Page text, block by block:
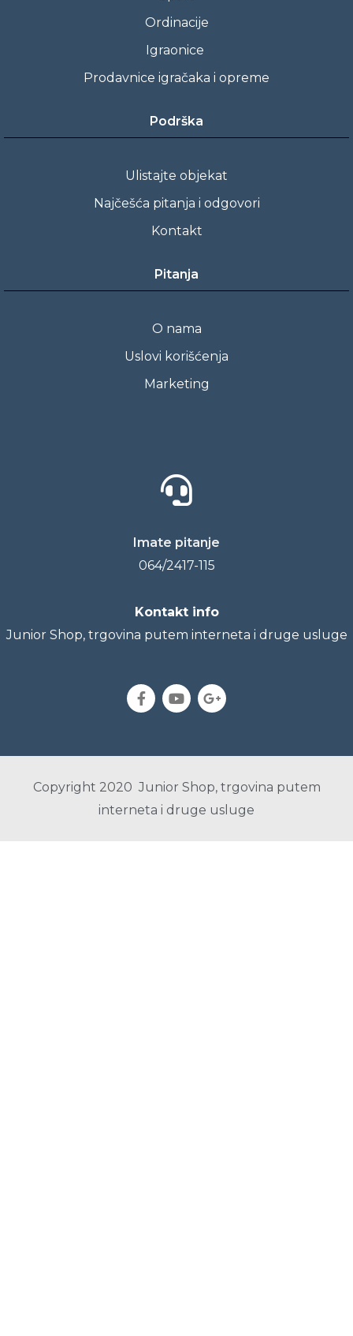
Imate pitanje
064/2417-115
Kontakt info
Junior Shop, trgovina putem interneta i druge usluge
Ordinacije
Igraonice
Prodavnice igračaka i opreme
Podrška
Ulistajte objekat
Najčešća pitanja i odgovori
Kontakt
Pitanja
O nama
Uslovi korišćenja
Marketing
Copyright 2020 Junior Shop, trgovina putem
interneta i druge usluge